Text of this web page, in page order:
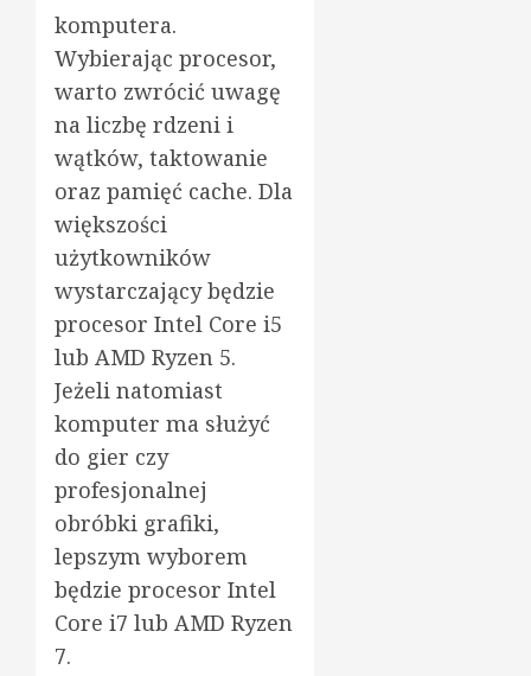
komputera.
Wybierając procesor,
warto zwrócić uwagę
na liczbę rdzeni i
wątków, taktowanie
oraz pamięć cache. Dla
większości
użytkowników
wystarczający będzie
procesor Intel Core i5
lub AMD Ryzen 5.
Jeżeli natomiast
komputer ma służyć
do gier czy
profesjonalnej
obróbki grafiki,
lepszym wyborem
będzie procesor Intel
Core i7 lub AMD Ryzen
7.